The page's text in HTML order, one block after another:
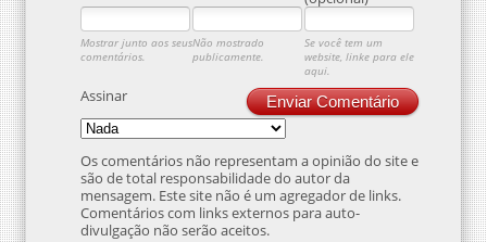
Mostrar junto aos seus
comentários.
Não mostrado
publicamente.
Se você tem um
website, linke para ele
aqui.
Enviar Comentário
Assinar
Os comentários não representam a opinião do site e
são de total responsabilidade do autor da
mensagem. Este site não é um agregador de links.
Comentários com links externos para auto-
divulgação não serão aceitos.